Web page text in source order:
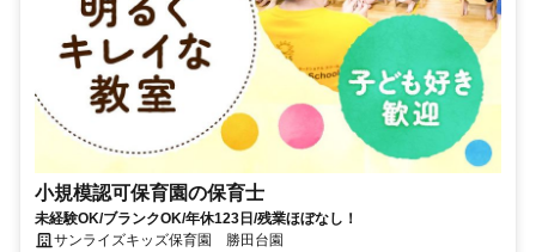
小規模認可保育園の保育士
未経験OK/ブランクOK/年休123日/残業ほぼなし！
サンライズキッズ保育園 勝田台園